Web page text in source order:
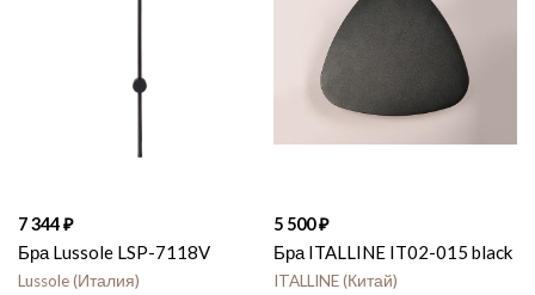
7 344
Бра Lussole LSP-7118V
Lussole Италия
5 500
Бра ITALLINE IT02-015 black
ITALLINE Китай